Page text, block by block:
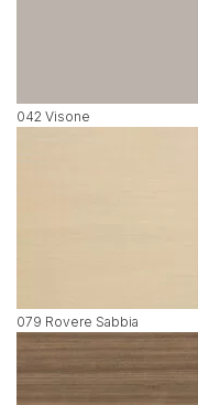
042 Visone
079 Rovere Sabbia